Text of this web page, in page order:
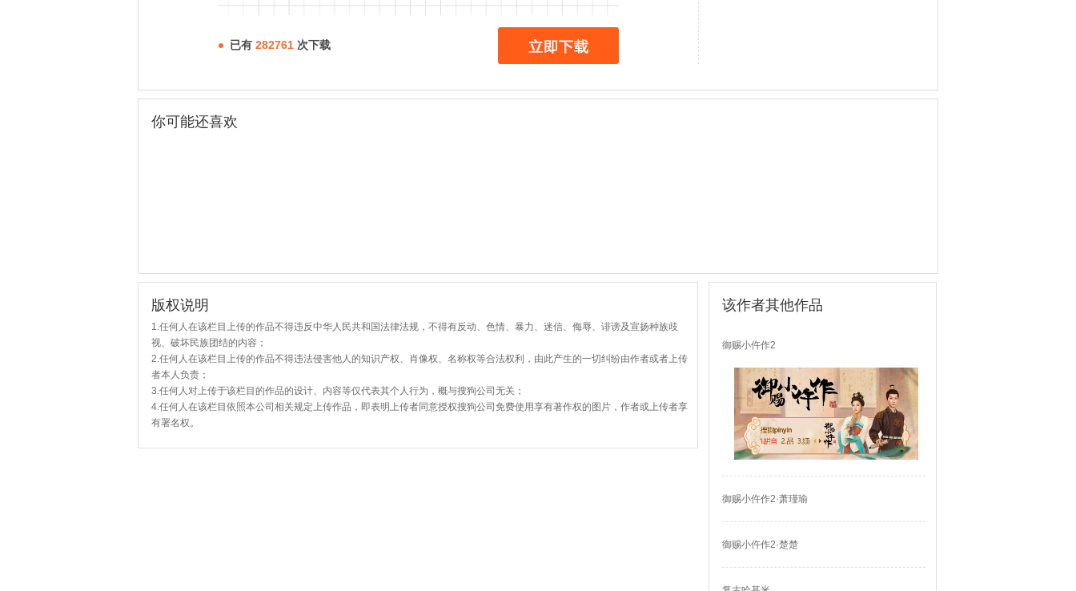
已有 282761 次下载
你可能还喜欢
版权说明
1.任何人在该栏目上传的作品不得违反中华人民共和国法律法规，不得有反动、色情、暴力、迷信、侮辱、诽谤及宣扬种族歧
视、破坏民族团结的内容；
2.任何人在该栏目上传的作品不得违法侵害他人的知识产权、肖像权、名称权等合法权利，由此产生的一切纠纷由作者或者上传
者本人负责；
3.任何人对上传于该栏目的作品的设计、内容等仅代表其个人行为，概与搜狗公司无关；
4.任何人在该栏目依照本公司相关规定上传作品，即表明上传者同意授权搜狗公司免费使用享有著作权的图片，作者或上传者享
有署名权。
该作者其他作品
御赐小仵作2
御赐小仵作2·萧瑾瑜
御赐小仵作2·楚楚